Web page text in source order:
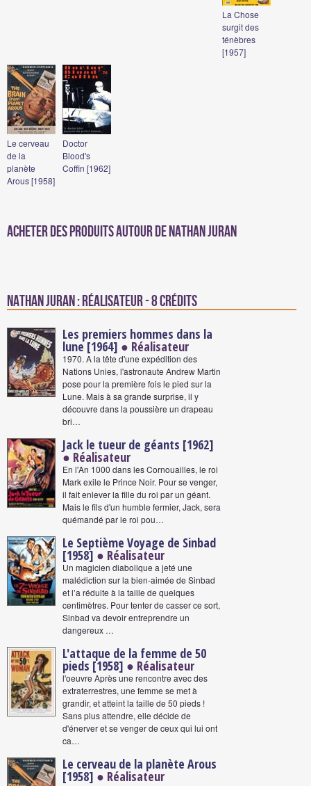
La Chose
surgit des
ténèbres
[1957]
Le cerveau
de la
planète
Arous [1958]
Doctor
Blood's
Coffin [1962]
Acheter des produits autour de Nathan Juran
Nathan Juran : Réalisateur - 8 crédits
Les premiers hommes dans la
lune [1964] ● Réalisateur
1970. A la tête d'une expédition des
Nations Unies, l'astronaute Andrew Martin
pose pour la première fois le pied sur la
Lune. Mais à sa grande surprise, il y
découvre dans la poussière un drapeau
bri…
Jack le tueur de géants [1962]
● Réalisateur
En l'An 1000 dans les Cornouailles, le roi
Mark exile le Prince Noir. Pour se venger,
il fait enlever la fille du roi par un géant.
Mais le fils d'un humble fermier, Jack, sera
quémandé par le roi pou…
Le Septième Voyage de Sinbad
[1958] ● Réalisateur
Un magicien diabolique a jeté une
malédiction sur la bien-aimée de Sinbad
et l’a réduite à la taille de quelques
centimètres. Pour tenter de casser ce sort,
Sinbad va devoir entreprendre un
dangereux …
L'attaque de la femme de 50
pieds [1958] ● Réalisateur
l'oeuvre Après une rencontre avec des
extraterrestres, une femme se met à
grandir, et atteint la taille de 50 pieds !
Sans plus attendre, elle décide de
d'énerver et se venger de ceux qui lui ont
ca…
Le cerveau de la planète Arous
[1958] ● Réalisateur